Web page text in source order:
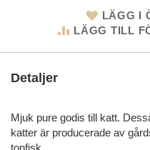
LÄGG I
LÄGG TILL
Detaljer
Mjuk pure godis till katt.
katter är producerade av